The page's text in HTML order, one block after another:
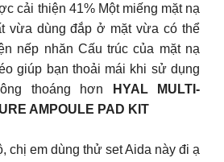
cải thiện 41% Một miếng mặt nạ
vừa dùng đắp ở mặt vừa có thể
nếp nhăn Cấu trúc của mặt nạ
giúp bạn thoải mái khi sử dụng
thoáng hơn
HYAL MULTI-
AMPOULE PAD KIT
chị em dùng thử set Aida này đi ạ